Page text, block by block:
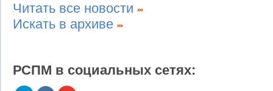
Читать все новости
Искать в архиве
РСПМ в социальных сетях: